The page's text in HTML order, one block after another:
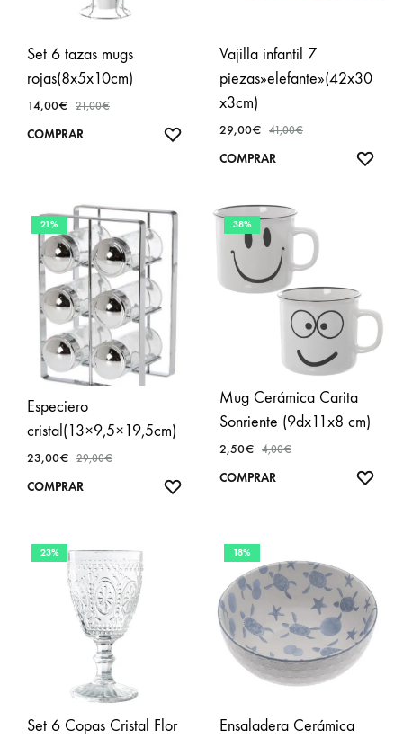
Set 6 tazas mugs
rojas(8x5x10cm)
14,00€ 21,00€
COMPRAR
AÑADIR
Vajilla infantil 7
piezas»elefante»(42x30
x3cm)
29,00€ 41,00€
COMPRAR
21%
Especiero
cristal(13×9,5×19,5cm)
23,00€ 29,00€
COMPRAR
AÑADIR
38%
Mug Cerámica Carita
Sonriente (9dx11x8 cm)
2,50€ 4,00€
COMPRAR
23%
Set 6 Copas Cristal Flor
18%
Ensaladera Cerámica